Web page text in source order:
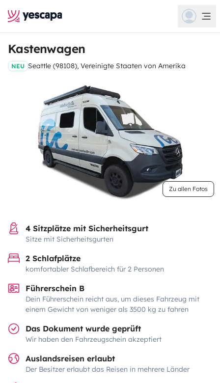
Kastenwagen
NEU Seattle (98108), Vereinigte Staaten von Amerika
Zu allen Fotos
4 Sitzplätze mit Sicherheitsgurt
Sitze mit Sicherheitsgurten
2 Schlafplätze
komfortabler Schlafbereich für 2 Personen
Führerschein B
Dein Führerschein reicht aus, um dieses Fahrzeug mit
einem Gewicht von weniger als 3500 kg zu fahren
Das Dokument wurde geprüft
Wir haben den Fahrzeugschein akzeptiert
Auslandsreisen erlaubt
Der Besitzer erlaubt das Reisen in mehrere Länder